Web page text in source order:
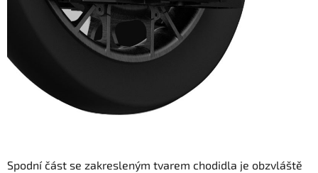
Spodní část se zakresleným tvarem chodidla je obzvláště